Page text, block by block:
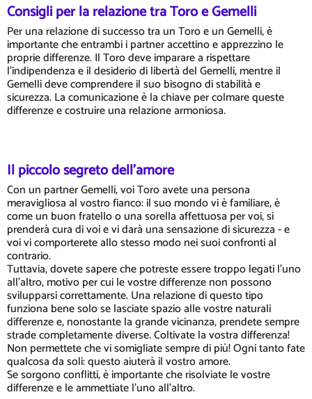
Consigli per la relazione tra Toro e Gemelli
Per una relazione di successo tra un Toro e un Gemelli, è
importante che entrambi i partner accettino e apprezzino le
proprie differenze. Il Toro deve imparare a rispettare
l'indipendenza e il desiderio di libertà del Gemelli, mentre il
Gemelli deve comprendere il suo bisogno di stabilità e
sicurezza. La comunicazione è la chiave per colmare queste
differenze e costruire una relazione armoniosa.
Il piccolo segreto dell'amore
Con un partner Gemelli, voi Toro avete una persona
meravigliosa al vostro fianco: il suo mondo vi è familiare, è
come un buon fratello o una sorella affettuosa per voi, si
prenderà cura di voi e vi darà una sensazione di sicurezza - e
voi vi comporterete allo stesso modo nei suoi confronti al
contrario.
Tuttavia, dovete sapere che potreste essere troppo legati l'uno
all'altro, motivo per cui le vostre differenze non possono
svilupparsi correttamente. Una relazione di questo tipo
funziona bene solo se lasciate spazio alle vostre naturali
differenze e, nonostante la grande vicinanza, prendete sempre
strade completamente diverse. Coltivate la vostra differenza!
Non permettete che vi somigliate sempre di più! Ogni tanto fate
qualcosa da soli: questo aiuterà il vostro amore.
Se sorgono conflitti, è importante che risolviate le vostre
differenze e le ammettiate l'uno all'altro.